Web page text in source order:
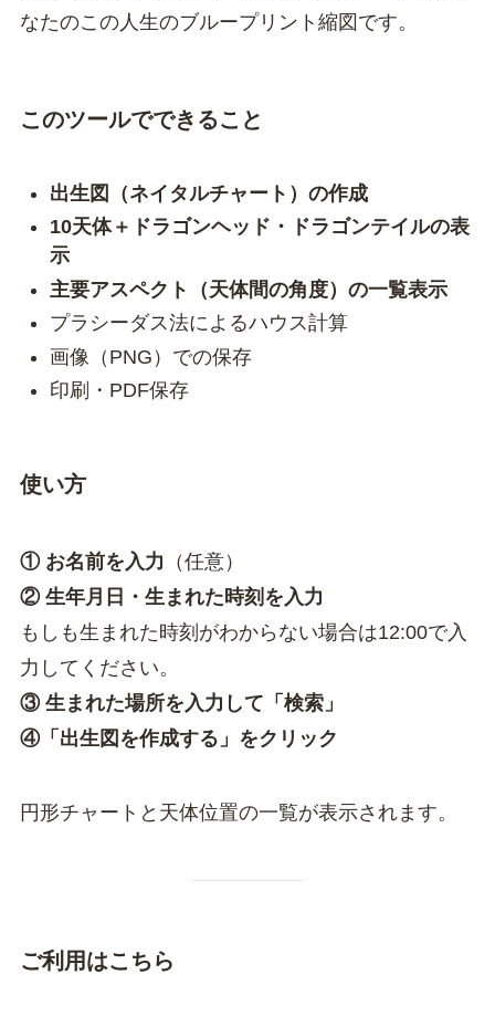
なたのこの人生のブループリント縮図です。
このツールでできること
出生図（ネイタルチャート）の作成
10天体＋ドラゴンヘッド・ドラゴンテイルの表
示
主要アスペクト（天体間の角度）の一覧表示
プラシーダス法によるハウス計算
画像（PNG）での保存
印刷・PDF保存
使い方
① お名前を入力 （任意）
② 生年月日・生まれた時刻を入力
もしも生まれた時刻がわからない場合は12:00で入
力してください。
③ 生まれた場所を入力して「検索」
④「出生図を作成する」をクリック
円形チャートと天体位置の一覧が表示されます。
ご利用はこちら